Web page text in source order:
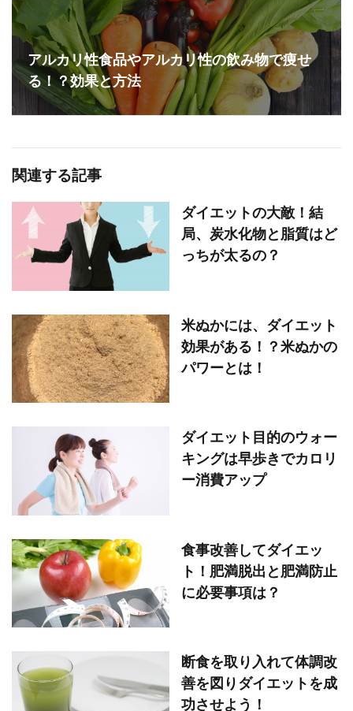
アルカリ性食品やアルカリ性の飲み物で痩せ
る！？効果と方法
関連する記事
ダイエットの大敵！結
局、炭水化物と脂質はど
っちが太るの？
米ぬかには、ダイエット
効果がある！？米ぬかの
パワーとは！
ダイエット目的のウォー
キングは早歩きでカロリ
ー消費アップ
食事改善してダイエッ
ト！肥満脱出と肥満防止
に必要事項は？
断食を取り入れて体調改
善を図りダイエットを成
功させよう！